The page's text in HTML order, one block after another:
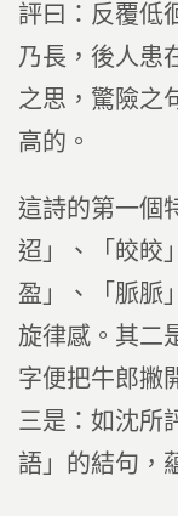
評曰：反覆低
乃長，後人患
之思，驚險之
高的。
這詩的第一個
迢」、「皎皎
盈」、「脈脈
旋律感。其二
字便把牛郎撇
三是：如沈所
語」的結句，